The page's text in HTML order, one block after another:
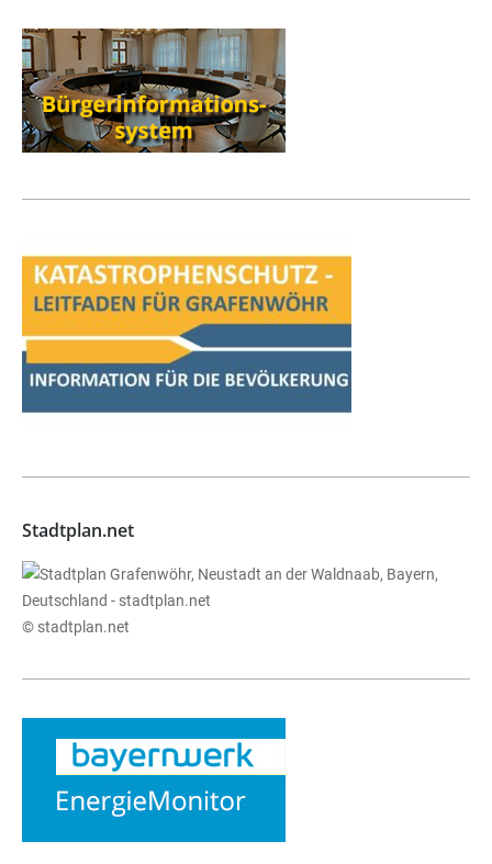
Stadtplan.net
© stadtplan.net